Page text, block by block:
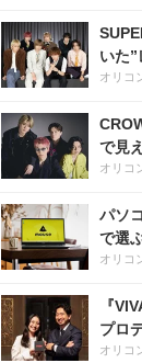
いた
オリコ
で見
オリコ
パソ
で選
オリコ
『
プロ
オリコ